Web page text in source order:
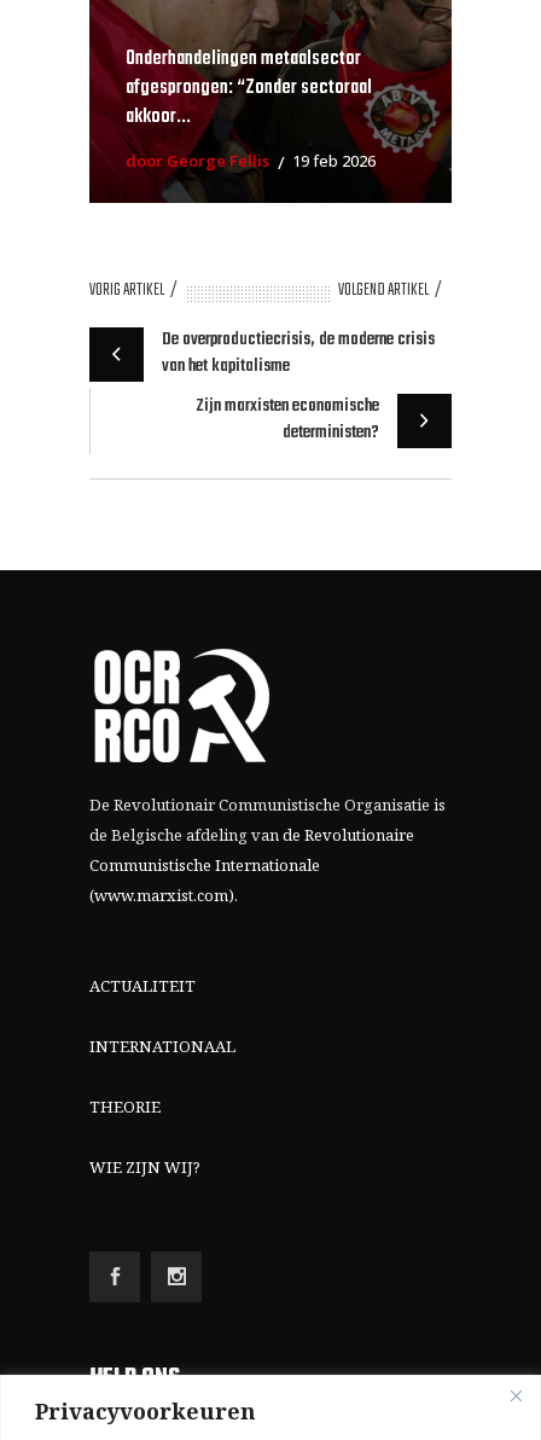
Privacyvoorkeuren
Onderhandelingen metaalsector
afgesprongen: “Zonder sectoraal
akkoor...
door George Fellis 19 feb 2026
VORIG ARTIKEL
VOLGEND ARTIKEL
De overproductiecrisis, de moderne crisis
van het kapitalisme
Zijn marxisten economische
deterministen?
De Revolutionair Communistische Organisatie is
de Belgische afdeling vande Revolutionaire
Communistische Internationale
(www.marxist.com).
ACTUALITEIT
INTERNATIONAAL
THEORIE
WIE ZIJN WIJ?
HELP ONS